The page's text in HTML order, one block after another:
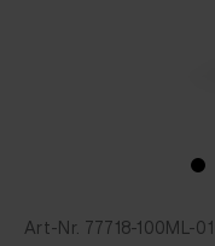
Art-Nr. 77718-100ML-01